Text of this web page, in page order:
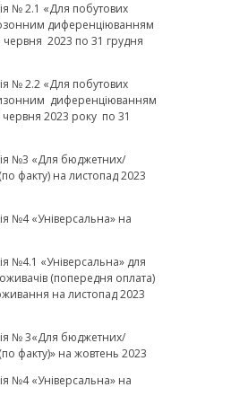
№ 2.1 «Для побутових
диференціюванням
червня 2023 по 31 грудня
№ 2.2 «Для побутових
диференціюванням
червня 2023 року по 31
№3 «Для бюджетних/
факту) на листопад 2023
№4 «Універсальна» на
№4.1 «Універсальна» для
(попередня оплата)
на листопад 2023
№ 3«Для бюджетних/
факту)» на жовтень 2023
№4 «Універсальна» на